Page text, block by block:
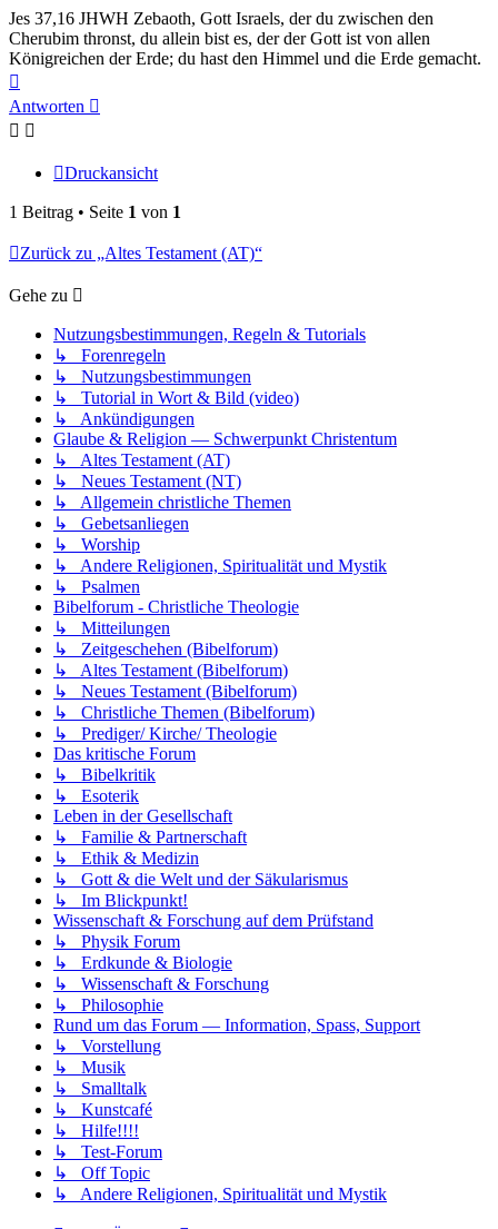
Jes 37,16 JHWH Zebaoth, Gott Israels, der du zwischen den
Cherubim thronst, du allein bist es, der der Gott ist von allen
Königreichen der Erde; du hast den Himmel und die Erde gemacht.
oben
Antworten
Druckansicht
1 Beitrag • Seite 1 von 1
Zurück zu „Altes Testament (AT)“
Gehe zu
Nutzungsbestimmungen, Regeln & Tutorials
↳ Forenregeln
↳ Nutzungsbestimmungen
↳ Tutorial in Wort & Bild (video)
↳ Ankündigungen
Glaube & Religion — Schwerpunkt Christentum
↳ Altes Testament (AT)
↳ Neues Testament (NT)
↳ Allgemein christliche Themen
↳ Gebetsanliegen
↳ Worship
↳ Andere Religionen, Spiritualität und Mystik
↳ Psalmen
Bibelforum - Christliche Theologie
↳ Mitteilungen
↳ Zeitgeschehen (Bibelforum)
↳ Altes Testament (Bibelforum)
↳ Neues Testament (Bibelforum)
↳ Christliche Themen (Bibelforum)
↳ Prediger/ Kirche/ Theologie
Das kritische Forum
↳ Bibelkritik
↳ Esoterik
Leben in der Gesellschaft
↳ Familie & Partnerschaft
↳ Ethik & Medizin
↳ Gott & die Welt und der Säkularismus
↳ Im Blickpunkt!
Wissenschaft & Forschung auf dem Prüfstand
↳ Physik Forum
↳ Erdkunde & Biologie
↳ Wissenschaft & Forschung
↳ Philosophie
Rund um das Forum — Information, Spass, Support
↳ Vorstellung
↳ Musik
↳ Smalltalk
↳ Kunstcafé
↳ Hilfe!!!!
↳ Test-Forum
↳ Off Topic
↳ Andere Religionen, Spiritualität und Mystik